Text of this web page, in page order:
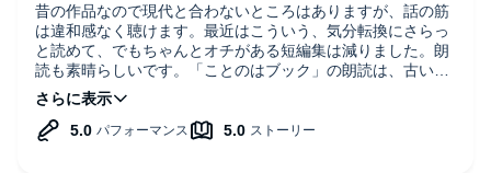
昔の作品なので現代と合わないところはありますが、話の筋
は違和感なく聴けます。最近はこういう、気分転換にさらっ
と読めて、でもちゃんとオチがある短編集は減りました。朗
読も素晴らしいです。「ことのはブック」の朗読は、古いで
すが本当に朗読が上手い人が多くて聴きやすいです。